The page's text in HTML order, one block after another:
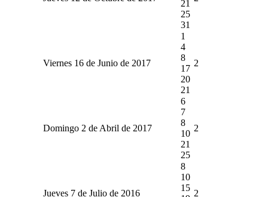
21
25
31
Viernes 16 de Junio de 2017
1
4
8
17
20
21
2
Domingo 2 de Abril de 2017
6
7
8
10
21
25
2
Jueves 7 de Julio de 2016
8
10
15
2